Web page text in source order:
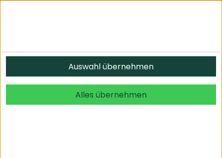
© 2026 undefined. alle Rechte vorbehalten.
Auswahl übernehmen
Alles übernehmen